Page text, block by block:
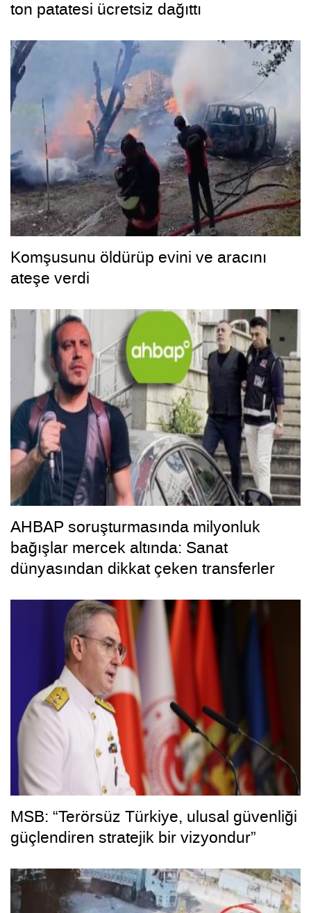
ton patatesi ücretsiz dağıttı
Komşusunu öldürüp evini ve aracını
ateşe verdi
AHBAP soruşturmasında milyonluk
bağışlar mercek altında: Sanat
dünyasından dikkat çeken transferler
MSB: “Terörsüz Türkiye, ulusal güvenliği
güçlendiren stratejik bir vizyondur”